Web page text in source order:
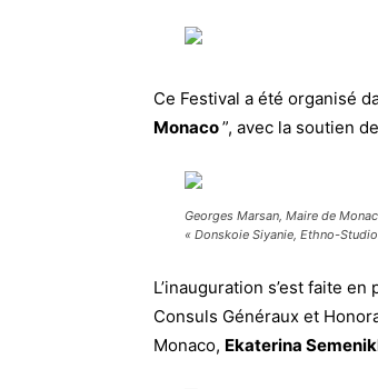
Ce Festival a été organisé
Monaco”, avec la soutien
Georges Marsan, Maire de
« Donskoie Siyanie, Ethno-
L’inauguration s’est faite
Consuls Généraux et
Monaco, Ekaterina